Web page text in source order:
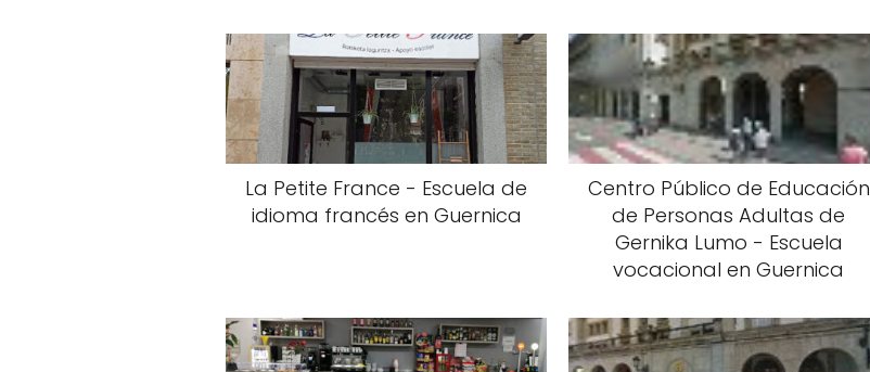
La Petite France - Escuela de
idioma francés en Guernica
Centro Público de Educación
de Personas Adultas de
Gernika Lumo - Escuela
vocacional en Guernica